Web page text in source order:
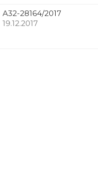
А32-28164/2017
19.12.2017